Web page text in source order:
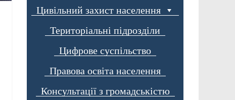
Цивільний захист населення
Територіальні підрозділи
Цифрове суспільство
Правова освіта населення
Консультації з громадськістю